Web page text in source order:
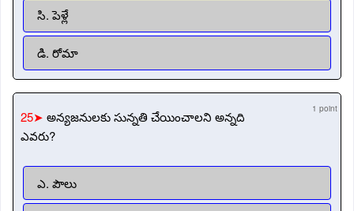
సి. పెళ్లే
డి. రోమా
25➤ అన్యజనులకు సున్నతి చేయించాలని అన్నది
ఎవరు?
1 point
ఎ. పౌలు